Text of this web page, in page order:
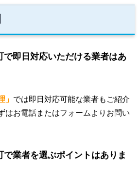
で即日対応いただける業者はあ
」 では即日対応可能な業者もご紹介
はお電話またはフォームよりお問い
で業者を選ぶポイントはありま